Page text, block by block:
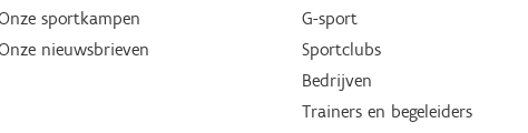
sportkampen
nieuwsbrieven
G-sport
Sportclubs
Bedrijven
Trainers en begeleiders